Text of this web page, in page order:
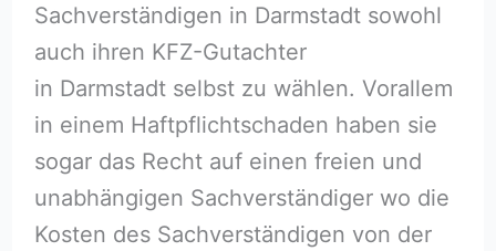
Sachverständigen in Darmstadt sowohl
auch ihren KFZ-Gutachter
in Darmstadt selbst zu wählen. Vorallem
in einem Haftpflichtschaden haben sie
sogar das Recht auf einen freien und
unabhängigen Sachverständiger wo die
Kosten des Sachverständigen von der